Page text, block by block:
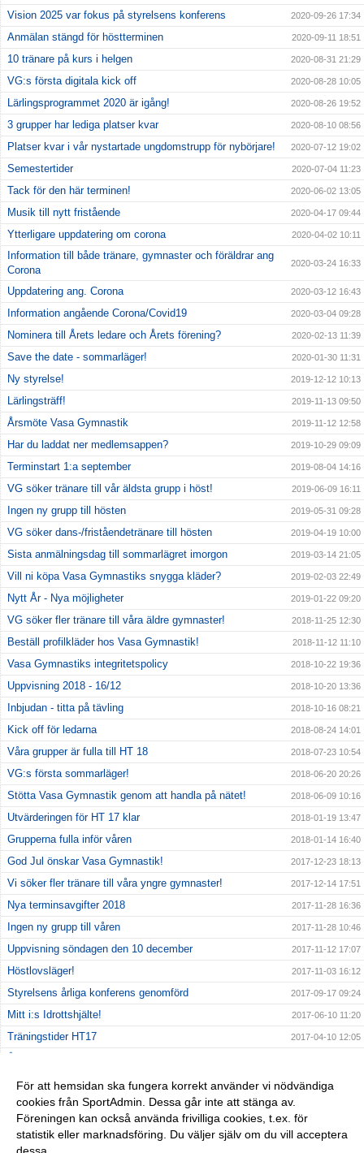
Vision 2025 var fokus på styrelsens konferens 2020-09-26 17:34
Anmälan stängd för höstterminen 2020-09-11 18:51
10 tränare på kurs i helgen 2020-08-31 21:29
VG:s första digitala kick off 2020-08-28 10:05
Lärlingsprogrammet 2020 är igång! 2020-08-26 19:52
3 grupper har lediga platser kvar 2020-08-10 08:56
Platser kvar i vår nystartade ungdomstrupp för nybörjare! 2020-07-12 19:02
Semestertider 2020-07-04 11:23
Tack för den här terminen! 2020-06-02 13:05
Musik till nytt fristående 2020-04-17 09:44
Ytterligare uppdatering om corona 2020-04-02 10:11
Information till både tränare, gymnaster och föräldrar ang
Corona
2020-03-24 16:33
Uppdatering ang. Corona 2020-03-12 16:43
Information angående Corona/Covid19 2020-03-04 09:28
Nominera till Årets ledare och Årets förening? 2020-02-13 11:39
Save the date - sommarläger! 2020-01-30 11:31
Ny styrelse! 2019-12-12 10:13
Lärlingsträff! 2019-11-13 09:50
Årsmöte Vasa Gymnastik 2019-11-12 12:58
Har du laddat ner medlemsappen? 2019-10-29 09:09
Terminstart 1:a september 2019-08-04 14:16
VG söker tränare till vår äldsta grupp i höst! 2019-06-09 16:11
Ingen ny grupp till hösten 2019-05-31 09:28
VG söker dans-/friståendetränare till hösten 2019-04-19 10:00
Sista anmälningsdag till sommarlägret imorgon 2019-03-14 21:05
Vill ni köpa Vasa Gymnastiks snygga kläder? 2019-02-03 22:49
Nytt År - Nya möjligheter 2019-01-22 09:20
VG söker fler tränare till våra äldre gymnaster! 2018-11-25 12:30
Beställ profilkläder hos Vasa Gymnastik! 2018-11-12 11:10
Vasa Gymnastiks integritetspolicy 2018-10-22 19:36
Uppvisning 2018 - 16/12 2018-10-20 13:36
Inbjudan - titta på tävling 2018-10-16 08:21
Kick off för ledarna 2018-08-24 14:01
Våra grupper är fulla till HT 18 2018-07-23 10:54
VG:s första sommarläger! 2018-06-20 20:26
Stötta Vasa Gymnastik genom att handla på nätet! 2018-06-09 10:16
Utvärderingen för HT 17 klar 2018-01-19 13:47
Grupperna fulla inför våren 2018-01-14 16:40
God Jul önskar Vasa Gymnastik! 2017-12-23 18:13
Vi söker fler tränare till våra yngre gymnaster! 2017-12-14 17:51
Nya terminsavgifter 2018 2017-11-28 16:36
Ingen ny grupp till våren 2017-11-28 10:46
Uppvisning söndagen den 10 december 2017-11-12 17:07
Höstlovsläger! 2017-11-03 16:12
Styrelsens årliga konferens genomförd 2017-09-17 09:24
Mitt i:s Idrottshjälte! 2017-06-10 11:20
Träningstider HT17 2017-04-10 12:05
Höstlovsläger i Rödabergsskolan 2016-10-31 19:33
Vasa Gymnastik fyller 4 år! 2016-10-08 16:59
--Kick-off lördag 3/9 kl 13.30-- 2016-08-18 12:20
För att hemsidan ska fungera korrekt använder vi nödvändiga
cookies från SportAdmin. Dessa går inte att stänga av.
Föreningen kan också använda frivilliga cookies, t.ex. för
statistik eller marknadsföring. Du väljer själv om du vill acceptera